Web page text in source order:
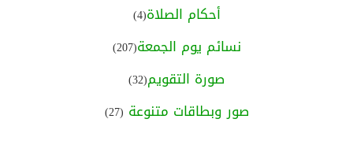
أحكام الصلاة(4)
نسائم يوم الجمعة(207)
صورة التقويم(32)
صور وبطاقات متنوعة (27)